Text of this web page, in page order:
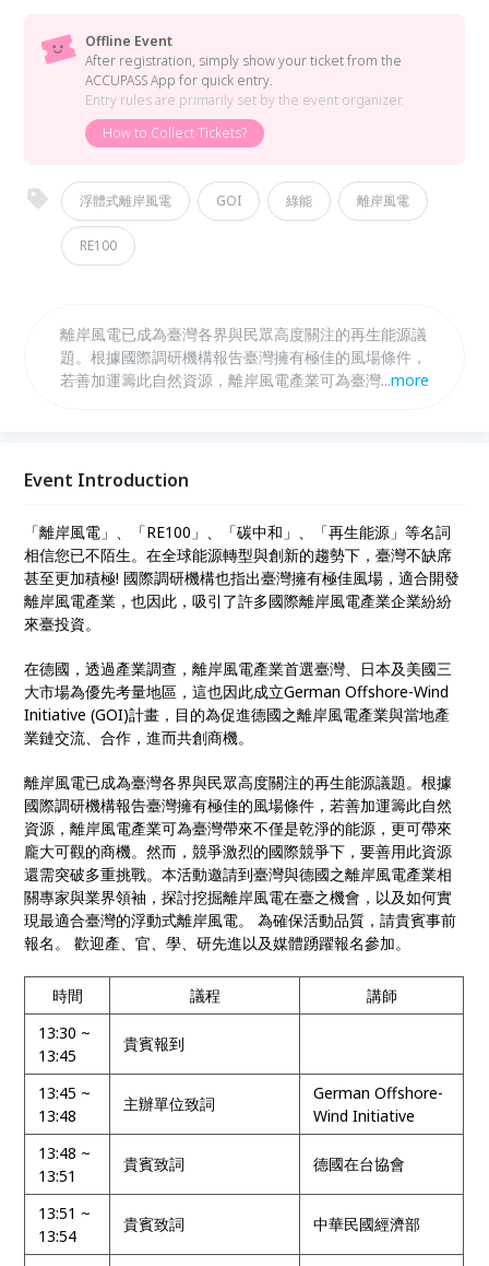
Offline Event
After registration, simply show your ticket from the
ACCUPASS App for quick entry.
Entry rules are primarily set by the event organizer.
How to Collect Tickets?
浮體式離岸風電 GOI 綠能 離岸風電
RE100
離岸風電已成為臺灣各界與民眾高度關注的再生能源議
題。根據國際調研機構報告臺灣擁有極佳的風場條件，
若善加運籌此自然資源，離岸風電產業可為臺灣帶來不
與業界領袖，探討挖掘離岸風電在臺之機會，以及如何
媒體踴躍報名參加。
...more
Event Introduction
「離岸風電」、「RE100」、「碳中和」、「再生能源」等名詞
相信您已不陌生。在全球能源轉型與創新的趨勢下，臺灣不缺席
甚至更加積極! 國際調研機構也指出臺灣擁有極佳風場，適合開發
離岸風電產業，也因此，吸引了許多國際離岸風電產業企業紛紛
來臺投資。
在德國，透過產業調查，離岸風電產業首選臺灣、日本及美國三
大市場為優先考量地區，這也因此成立German Offshore-Wind
Initiative (GOI)計畫，目的為促進德國之離岸風電產業與當地產
業鏈交流、合作，進而共創商機。
離岸風電已成為臺灣各界與民眾高度關注的再生能源議題。根據
國際調研機構報告臺灣擁有極佳的風場條件，若善加運籌此自然
資源，離岸風電產業可為臺灣帶來不僅是乾淨的能源，更可帶來
龐大可觀的商機。然而，競爭激烈的國際競爭下，要善用此資源
還需突破多重挑戰。本活動邀請到臺灣與德國之離岸風電產業相
關專家與業界領袖，探討挖掘離岸風電在臺之機會，以及如何實
現最適合臺灣的浮動式離岸風電。 為確保活動品質，請貴賓事前
報名。 歡迎產、官、學、研先進以及媒體踴躍報名參加。
時間 議程
講師
13:30 ~
13:45
貴賓報到
13:45 ~
13:48
主辦單位致詞
German Offshore-
Wind Initiative
13:48 ~
13:51
貴賓致詞 德國在台協會
13:51 ~
13:54
貴賓致詞 中華民國經濟部